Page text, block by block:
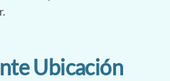
Ubicación